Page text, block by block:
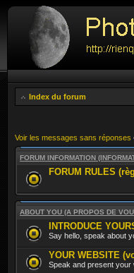
Index du forum
Voir les messages sans réponses
FORUM INFORMATION
FORUM RULES
ABOUT YOU (A PROPOS DE
INTRODUCE
Say hello, speak about
YOUR WEBSITE
Speak and present your